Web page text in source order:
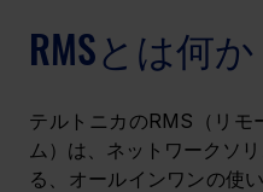
RMSとは何か
テルトニカのRMS（リモ
ム）は、ネットワークソ
る、オールインワンの使